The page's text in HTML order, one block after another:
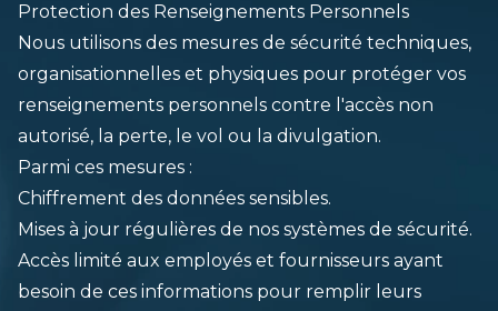
Protection des Renseignements Personnels
Nous utilisons des mesures de sécurité techniques,
organisationnelles et physiques pour protéger vos
renseignements personnels contre l'accès non
autorisé, la perte, le vol ou la divulgation.
Parmi ces mesures :
Chiffrement des données sensibles.
Mises à jour régulières de nos systèmes de sécurité.
Accès limité aux employés et fournisseurs ayant
besoin de ces informations pour remplir leurs